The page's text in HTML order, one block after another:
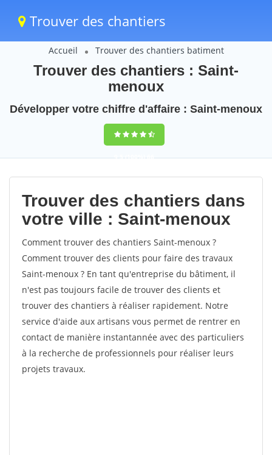
Trouver des chantiers
Accueil Trouver des chantiers batiment
Trouver des chantiers : Saint-
menoux
Développer votre chiffre d'affaire : Saint-menoux
9,5(100%)66
votes
Trouver des chantiers dans
votre ville : Saint-menoux
Comment trouver des chantiers Saint-menoux ?
Comment trouver des clients pour faire des travaux
Saint-menoux ? En tant qu'entreprise du bâtiment, il
n'est pas toujours facile de trouver des clients et
trouver des chantiers à réaliser rapidement. Notre
service d'aide aux artisans vous permet de rentrer en
contact de manière instantannée avec des particuliers
à la recherche de professionnels pour réaliser leurs
projets travaux.